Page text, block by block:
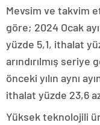
Mevsim ve takvim
göre; 2024 Ocak
yüzde 5,1, ithalat
arındırılmış seriye
önceki yılın aynı
ithalat yüzde 23,6
Yüksek teknolojili